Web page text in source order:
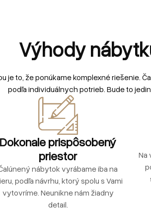
Výhody
je to, že ponúkame komplexné riešenie.
podľa individuálnych potrieb. Bude to
Dokonale prispôsobený
priestor
nábytok vyrábame iba na
podľa návrhu, ktorý spolu s Vami
vytovríme. Neunikne nám žiadny
detail.
Na